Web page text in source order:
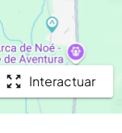
Interactuar